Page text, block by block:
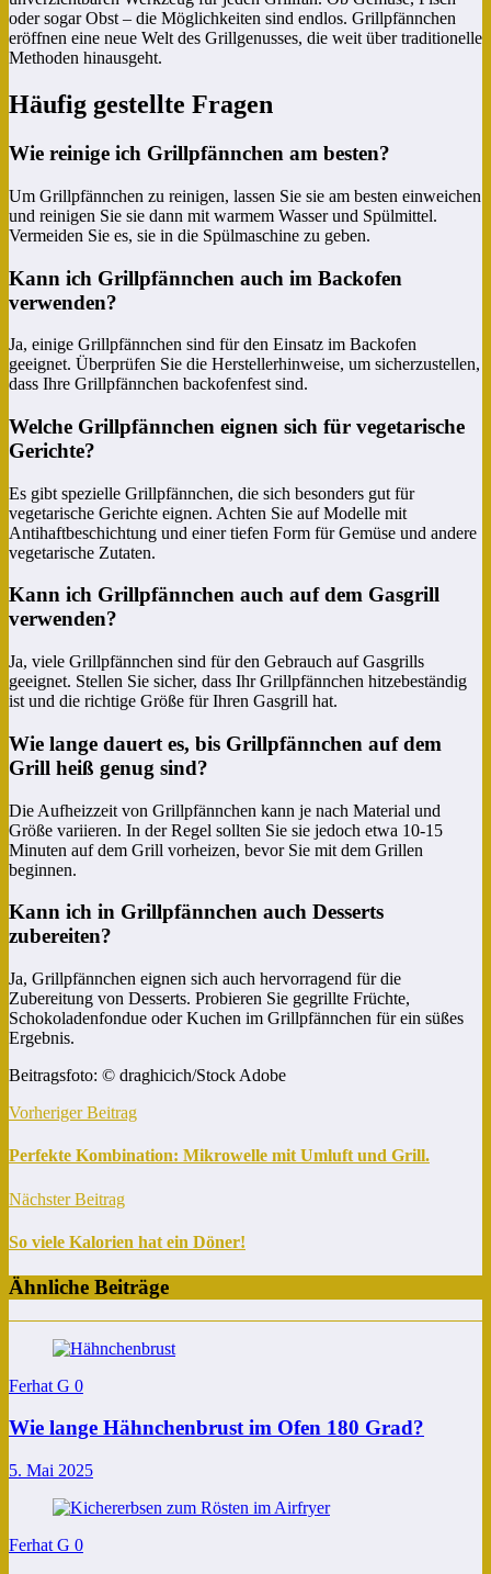
oder sogar Obst – die Möglichkeiten sind endlos. Grillpfännchen
eröffnen eine neue Welt des Grillgenusses, die weit über traditionelle
Methoden hinausgeht.
Häufig gestellte Fragen
Wie reinige ich Grillpfännchen am besten?
Um Grillpfännchen zu reinigen, lassen Sie sie am besten einweichen
und reinigen Sie sie dann mit warmem Wasser und Spülmittel.
Vermeiden Sie es, sie in die Spülmaschine zu geben.
Kann ich Grillpfännchen auch im Backofen
verwenden?
Ja, einige Grillpfännchen sind für den Einsatz im Backofen
geeignet. Überprüfen Sie die Herstellerhinweise, um sicherzustellen,
dass Ihre Grillpfännchen backofenfest sind.
Welche Grillpfännchen eignen sich für vegetarische
Gerichte?
Es gibt spezielle Grillpfännchen, die sich besonders gut für
vegetarische Gerichte eignen. Achten Sie auf Modelle mit
Antihaftbeschichtung und einer tiefen Form für Gemüse und andere
vegetarische Zutaten.
Kann ich Grillpfännchen auch auf dem Gasgrill
verwenden?
Ja, viele Grillpfännchen sind für den Gebrauch auf Gasgrills
geeignet. Stellen Sie sicher, dass Ihr Grillpfännchen hitzebeständig
ist und die richtige Größe für Ihren Gasgrill hat.
Wie lange dauert es, bis Grillpfännchen auf dem
Grill heiß genug sind?
Die Aufheizzeit von Grillpfännchen kann je nach Material und
Größe variieren. In der Regel sollten Sie sie jedoch etwa 10-15
Minuten auf dem Grill vorheizen, bevor Sie mit dem Grillen
beginnen.
Kann ich in Grillpfännchen auch Desserts
zubereiten?
Ja, Grillpfännchen eignen sich auch hervorragend für die
Zubereitung von Desserts. Probieren Sie gegrillte Früchte,
Schokoladenfondue oder Kuchen im Grillpfännchen für ein süßes
Ergebnis.
Beitragsfoto: © draghicich/Stock Adobe
Vorheriger Beitrag
Perfekte Kombination: Mikrowelle mit Umluft und Grill.
Nächster Beitrag
So viele Kalorien hat ein Döner!
Ähnliche Beiträge
Ferhat G 0
Wie lange Hähnchenbrust im Ofen 180 Grad?
5. Mai 2025
Ferhat G 0